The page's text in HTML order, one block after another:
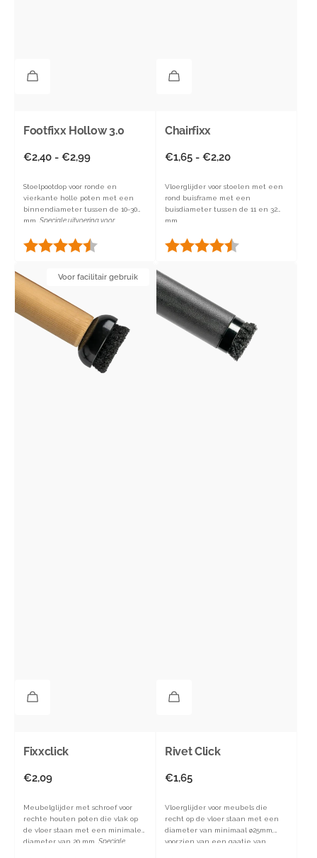
Footfixx Hollow 3.0
Normale
€2,40 - €2,99
Stoelpootdop voor ronde en
vierkante holle poten met een
binnendiameter tussen de 10-30
mm. Speciale uitvoering voor
Beoordeling: 4.5 uit 5 sterren
Chairfixx
Normale
€1,65 - €2,20
Vloerglijder voor stoelen met een
rond buisframe met een
buisdiameter tussen de 11 en 32
mm.
Beoordeling:
Fixxclick
Voor facilitair gebruik
Fixxclick
Normale
€2,09
Meubelglijder met schroef voor
rechte houten poten die vlak op
de vloer staan met een minimale
diameter van 20 mm. Speciale
Rivet
Click
Rivet Click
Normale
€1,65
Vloerglijder voor meubels die
recht op de vloer staan met een
diameter van minimaal ø25mm,
voorzien van een gaatje van